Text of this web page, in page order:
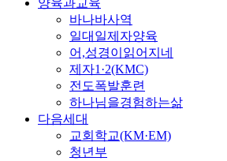
양육과교육
바나바사역
일대일제자양육
어,성경이읽어지네
제자1·2(KMC)
전도폭발훈련
하나님을경험하는삶
다음세대
교회학교(KM·EM)
청년부